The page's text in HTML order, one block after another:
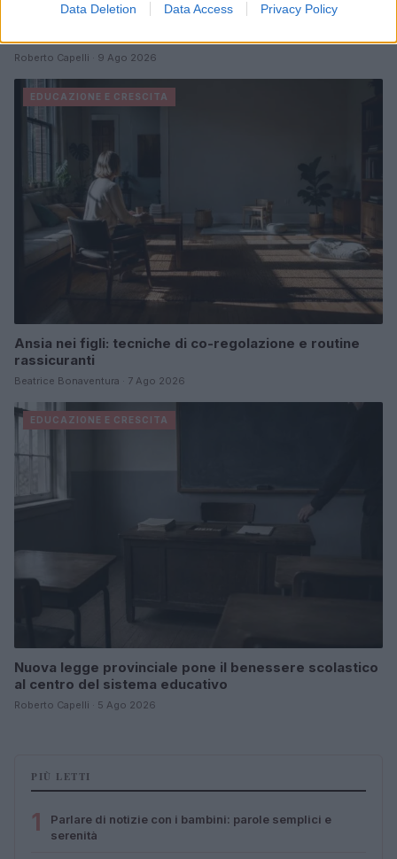
Data Deletion Data Access Privacy Policy
Parlare di notizie con i bambini: parole semplici e
Roberto Capelli · 9 Ago 2026
EDUCAZIONE E CRESCITA
Ansia nei figli: tecniche di co-regolazione e routine
rassicuranti
Beatrice Bonaventura · 7 Ago 2026
EDUCAZIONE E CRESCITA
Nuova legge provinciale pone il benessere scolastico
al centro del sistema educativo
Roberto Capelli · 5 Ago 2026
PIÙ LETTI
1
Parlare di notizie con i bambini: parole semplici e
serenità